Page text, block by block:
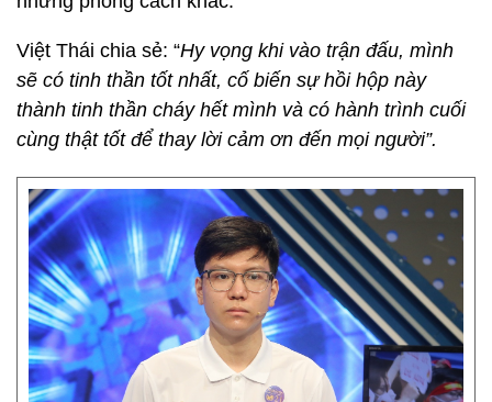
Việt Thái chia sẻ: “Hy vọng khi vào trận đấu, mình
sẽ có tinh thần tốt nhất, cố biến sự hồi hộp này
thành tinh thần cháy hết mình và có hành trình cuối
cùng thật tốt để thay lời cảm ơn đến mọi người”.